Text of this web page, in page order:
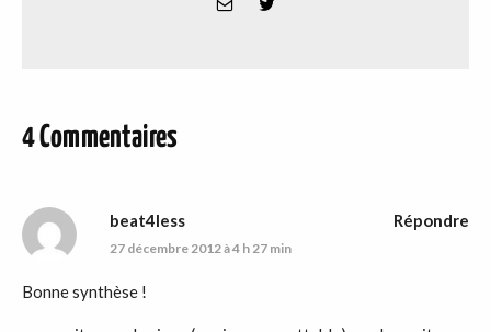
4 Commentaires
beat4less
27 décembre 2012 à 4 h 27 min
Bonne synthèse !
Répondre